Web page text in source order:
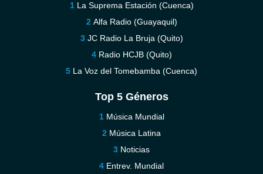
La Suprema Estación (Cuenca)
Alfa Radio (Guayaquil)
JC Radio La Bruja (Quito)
Radio HCJB (Quito)
La Voz del Tomebamba (Cuenca)
Top 5 Géneros
Música Mundial
Música Latina
Noticias
Entrev. Mundial